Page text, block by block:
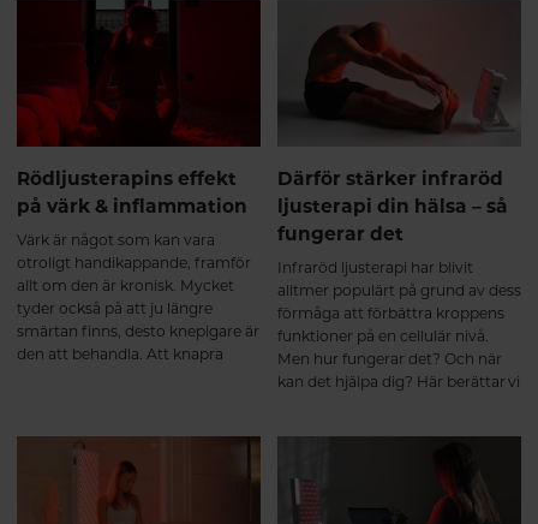
bli frisk, med Echinaforce kan du
både minska risken att drabbas
oturen är framme.
Rödljusterapins effekt
på värk & inflammation
Värk är något som kan vara
otroligt handikappande, framför
allt om den är kronisk. Mycket
tyder också på att ju längre
smärtan finns, desto knepigare är
den att behandla. Att knapra
smärttröskeln och göra det ännu
svårare att häva smärtan. Nya
rön tyder på att ljusterapi kan
vara ett biverkningsfritt alternativ
Därför stärker infraröd
ljusterapi din hälsa – så
fungerar det
Infraröd ljusterapi har blivit
alltmer populärt på grund av dess
förmåga att förbättra kroppens
funktioner på en cellulär nivå.
Men hur fungerar det? Och när
kan det hjälpa dig? Här berättar vi